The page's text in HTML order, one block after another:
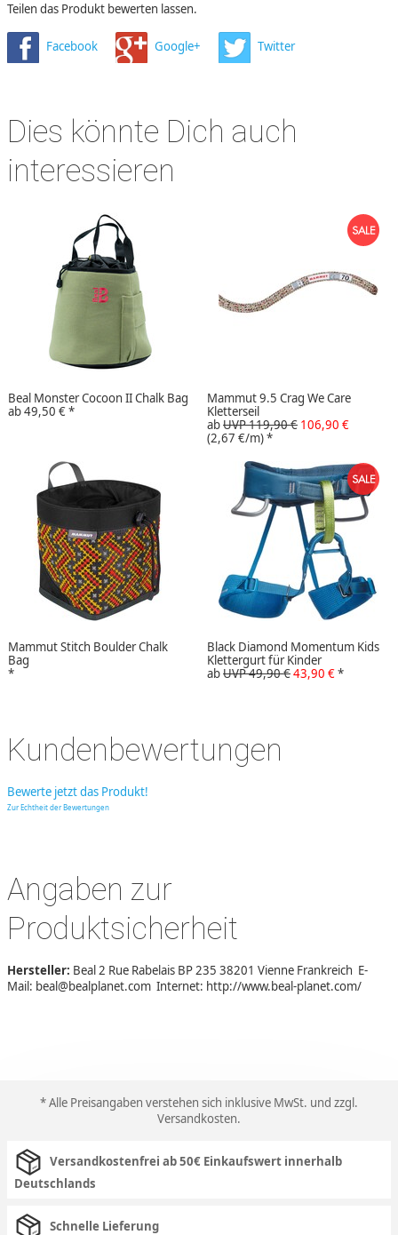
Teilen das Produkt bewerten lassen.
Facebook Google+ Twitter
Dies könnte Dich auch
interessieren
Beal Monster Cocoon II Chalk Bag
ab49,50 €*
Mammut 9.5 Crag We Care
Kletterseil
abUVP 119,90 € 106,90 €
(2,67 €/m)*
Mammut Stitch Boulder Chalk
Bag
*
Black Diamond Momentum Kids
Klettergurt für Kinder
abUVP 49,90 €43,90 €*
Kundenbewertungen
Bewerte jetzt das Produkt!
Zur Echtheit der Bewertungen
Angaben zur
Produktsicherheit
Hersteller: Beal 2 Rue Rabelais BP 235 38201 Vienne Frankreich E-
Mail: beal@bealplanet.com Internet: http://www.beal-planet.com/
* Alle Preisangaben verstehen sich inklusive MwSt. und zzgl.
Versandkosten.
Versandkostenfrei ab 50€ Einkaufswert innerhalb
Deutschlands
Schnelle Lieferung